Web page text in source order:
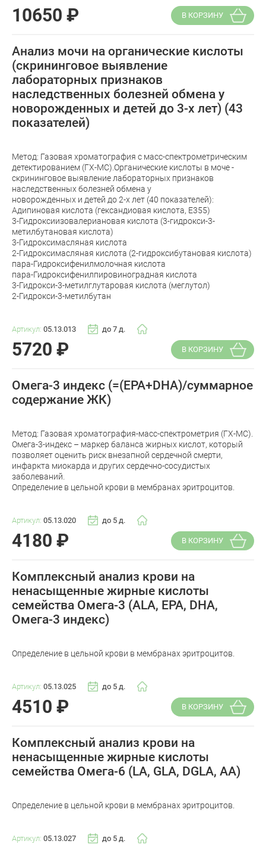
10650 ₽ В КОРЗИНУ
Анализ мочи на органические кислоты
(скрининговое выявление
лабораторных признаков
наследственных болезней обмена у
новорожденных и детей до 3-х лет) (43
показателей)
Метод: Газовая хроматография с масс-спектрометрическим
детектированием (ГХ-МС).Органические кислоты в моче -
скрининговое выявление лабораторных признаков
наследственных болезней обмена у
новорожденных и детей до 2-х лет (40 показателей):
Адипиновая кислота (гександиовая кислота, Е355)
3-Гидроксиизовалериановая кислота (3-гидрокси-3-
метилбутановая кислота)
3-Гидроксимасляная кислота
2-Гидроксимасляная кислота (2-гидроксибутановая кислота)
пара-Гидроксифенилмолочная кислота
пара-Гидроксифенилпировиноградная кислота
3-Гидрокси-3-метилглутаровая кислота (меглутол)
2-Гидрокси-3-метилбутан
Артикул: 05.13.013 до 7 д.
5720 ₽ В КОРЗИНУ
Омега-3 индекс (=(EPA+DHA)/суммарное
содержание ЖК)
Метод: Газовая хроматография-масс-спектрометрия (ГХ-МС).
Омега-3-индекс – маркер баланса жирных кислот, который
позволяет оценить риск внезапной сердечной смерти,
инфаркта миокарда и других сердечно-сосудистых
заболеваний.
Определение в цельной крови в мембранах эритроцитов.
Артикул: 05.13.020 до 5 д.
4180 ₽ В КОРЗИНУ
Комплексный анализ крови на
ненасыщенные жирные кислоты
семейства Омега-3 (ALA, EPA, DHA,
Омега-3 индекс)
Определение в цельной крови в мембранах эритроцитов.
Артикул: 05.13.025 до 5 д.
4510 ₽ В КОРЗИНУ
Комплексный анализ крови на
ненасыщенные жирные кислоты
семейства Омега-6 (LA, GLA, DGLA, AA)
Определение в цельной крови в мембранах эритроцитов.
Артикул: 05.13.027 до 5 д.